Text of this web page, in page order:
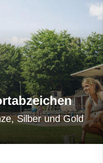
Silber und Gold